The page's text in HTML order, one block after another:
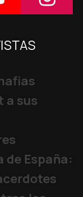
a sus
España: